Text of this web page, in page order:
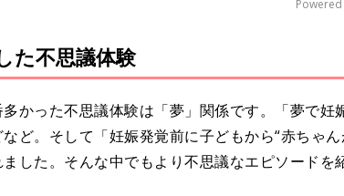
た不思議体験
かった不思議体験は「夢」関係です。「夢で妊
ど。そして「妊娠発覚前に子どもから“赤ちゃ
した。そんな中でもより不思議なエピソードを